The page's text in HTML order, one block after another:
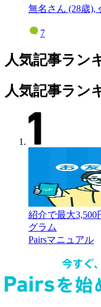
無名さん (28歳),
7
人気記事ラン
人気記事ラン
紹介で最大3,500
グラム
Pairsマニュアル